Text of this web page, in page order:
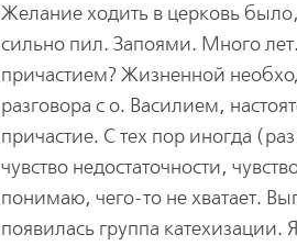
Желание ходить в церковь
сильно пил. Запоями. Много
причастием? Жизненной
разговора с о. Василием,
причастие. С тех пор иногда
чувство недостаточности,
понимаю, чего-то не хватает.
появилась группа катехизации.